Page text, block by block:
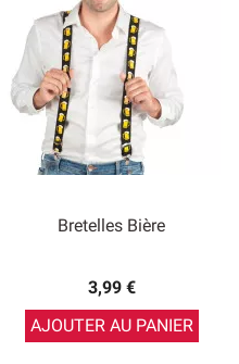
Bretelles Bière
3,99 €
AJOUTER AU PANIER